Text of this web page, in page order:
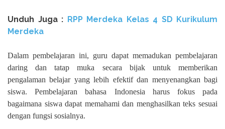
Unduh Juga : RPP Merdeka Kelas 4 SD Kurikulum
Merdeka
Dalam pembelajaran ini, guru dapat memadukan pembelajaran
daring dan tatap muka secara bijak untuk memberikan
pengalaman belajar yang lebih efektif dan menyenangkan bagi
siswa. Pembelajaran bahasa Indonesia harus fokus pada
bagaimana siswa dapat memahami dan menghasilkan teks sesuai
dengan fungsi sosialnya.